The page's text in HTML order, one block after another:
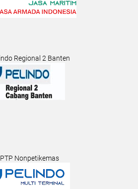
Regional 2 Banten
Nonpetikemas